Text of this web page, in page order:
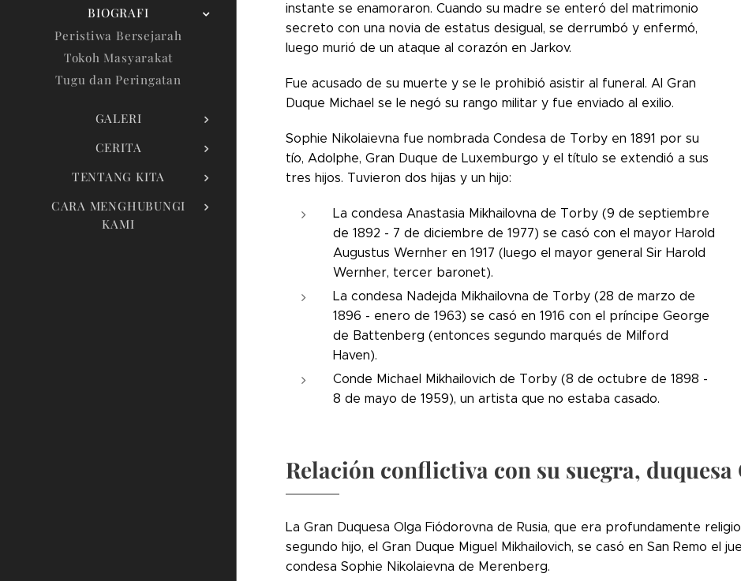
BIOGRAFI
Peristiwa Bersejarah
Tokoh Masyarakat
Tugu dan Peringatan
GALERI
CERITA
TENTANG KITA
CARA MENGHUBUNGI
KAMI
instante se enamoraron. Cuando su madre se enteró del matrimonio
secreto con una novia de estatus desigual, se derrumbó y enfermó,
luego murió de un ataque al corazón en Jarkov.
Fue acusado de su muerte y se le prohibió asistir al funeral. Al Gran
Duque Michael se le negó su rango militar y fue enviado al exilio.
Sophie Nikolaievna fue nombrada Condesa de Torby en 1891 por su
tío, Adolphe, Gran Duque de Luxemburgo y el título se extendió a sus
tres hijos. Tuvieron dos hijas y un hijo:
La condesa Anastasia Mikhailovna de Torby (9 de septiembre
de 1892 - 7 de diciembre de 1977) se casó con el mayor Harold
Augustus Wernher en 1917 (luego el mayor general Sir Harold
Wernher, tercer baronet).
La condesa Nadejda Mikhailovna de Torby (28 de marzo de
1896 - enero de 1963) se casó en 1916 con el príncipe George
de Battenberg (entonces segundo marqués de Milford
Haven).
Conde Michael Mikhailovich de Torby (8 de octubre de 1898 -
8 de mayo de 1959), un artista que no estaba casado.
Relación conflictiva con su suegra, duquesa
La Gran Duquesa Olga Fiódorovna de Rusia, que era profundamente
segundo hijo, el Gran Duque Miguel Mikhailovich, se casó en San Remo el
condesa Sophie Nikolaievna de Merenberg.